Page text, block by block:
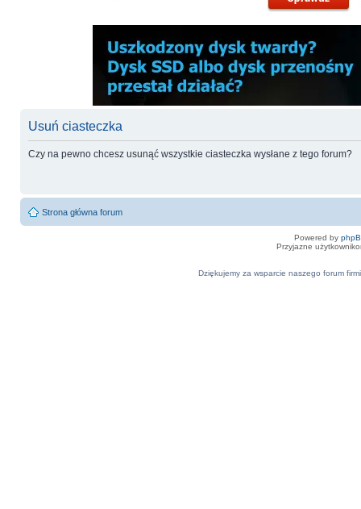
Usuń ciasteczka
Czy na pewno chcesz usunąć wszystkie ciasteczka wysłane z tego forum?
Strona główna forum
Powered by
Przyjazne
Dziękujemy za wsparcie naszego forum